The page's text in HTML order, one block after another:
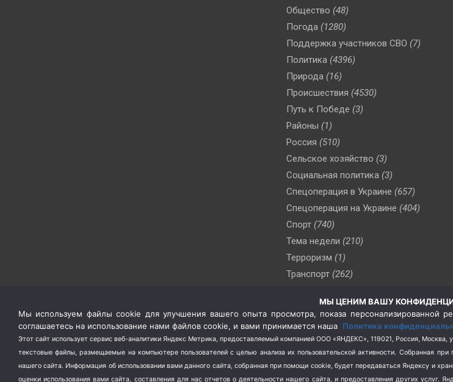
Общество (48)
Погода (1280)
Поддержка участников СВО (7)
Политика (4396)
Природа (16)
Происшествия (4530)
Путь к Победе (3)
Районы (1)
Россия (510)
Сельское хозяйство (3)
Социальная политика (3)
Спецоперация в Украине (657)
Спецоперация на Украине (404)
Спорт (740)
Тема недели (210)
Терроризм (1)
Транспорт (262)
(76)
Цены (2)
Школа и спорт (2)
Экология (8)
Экономика
(1172)
МЫ ЦЕНИМ ВАШУ
Мы используем файлы cookie для улучшения вашего опыта просмотра, показа персонализированной
соглашаетесь на использование нами файлов cookie, и вами принимается наша Политика
Этот сайт использует сервис веб-аналитики Яндекс Метрика, предоставляемый компанией ООО «ЯНДЕКС», 119021, Россия,
текстовые файлы, размещаемые на компьютере пользователей с целью анализа их пользовательской активности. Собранная при
нашего сайта. Информация об использовании вами данного сайта, собранная при помощи cookie, будет передаваться Яндексу и
оценки использования вами сайта, составления для нас отчетов о деятельности нашего сайта, и предоставления других